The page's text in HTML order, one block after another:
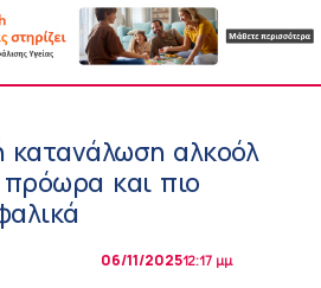
κατανάλωση αλκοόλ
πρόωρα και πιο
06/11/202512:17 μμ